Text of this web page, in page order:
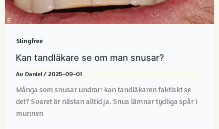
Stingfree
Kan tandläkare se om man snusar?
Av Daniel/ 2025-09-01
Många som snusar undrar: kan tandläkaren faktiskt se
det? Svaret är nästan alltid ja. Snus lämnar tydliga spår i
munnen